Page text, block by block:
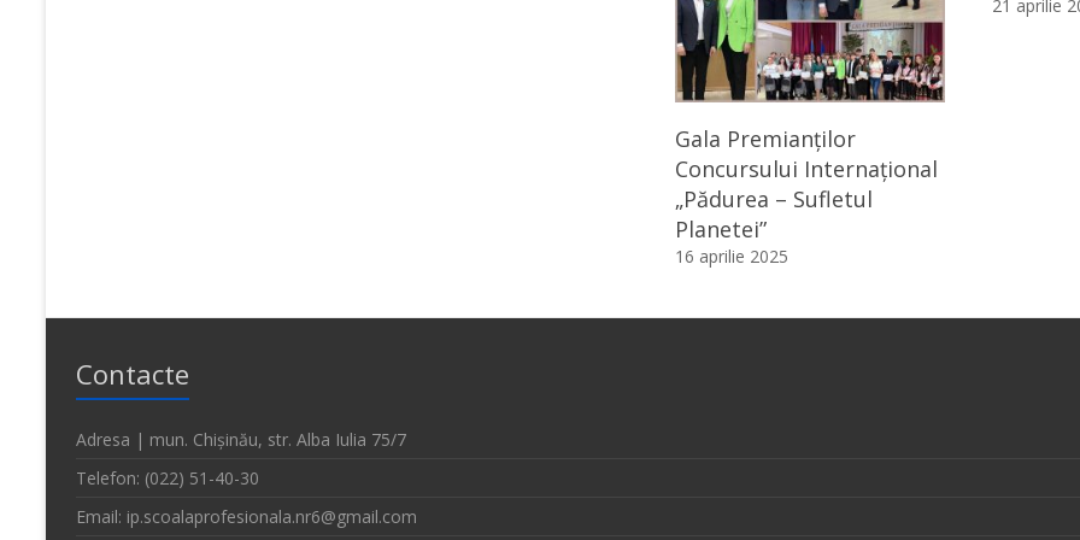
Gala Premianților
Concursului Internațional
„Pădurea – Sufletul
Planetei”
16 aprilie 2025
21 aprilie
Contacte
Adresa | mun. Chișinău, str. Alba Iulia 75/7
Telefon: (022) 51-40-30
Email: ip.scoalaprofesionala.nr6@gmail.com